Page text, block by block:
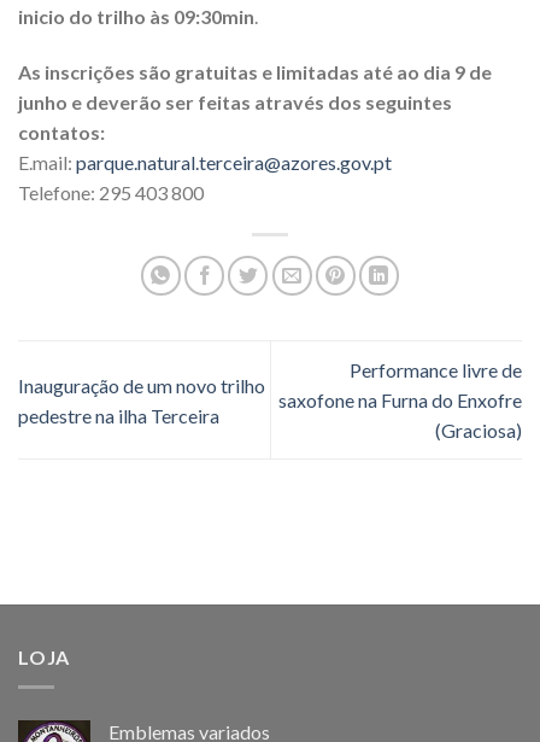
inicio do trilho às 09:30min.
As inscrições são gratuitas e limitadas até ao dia 9 de
junho e deverão ser feitas através dos seguintes
contatos:
E.mail: parque.natural.terceira@azores.gov.pt
Telefone: 295 403 800
Inauguração de um novo trilho
pedestre na ilha Terceira
Performance livre de
saxofone na Furna do Enxofre
(Graciosa)
LOJA
Emblemas variados